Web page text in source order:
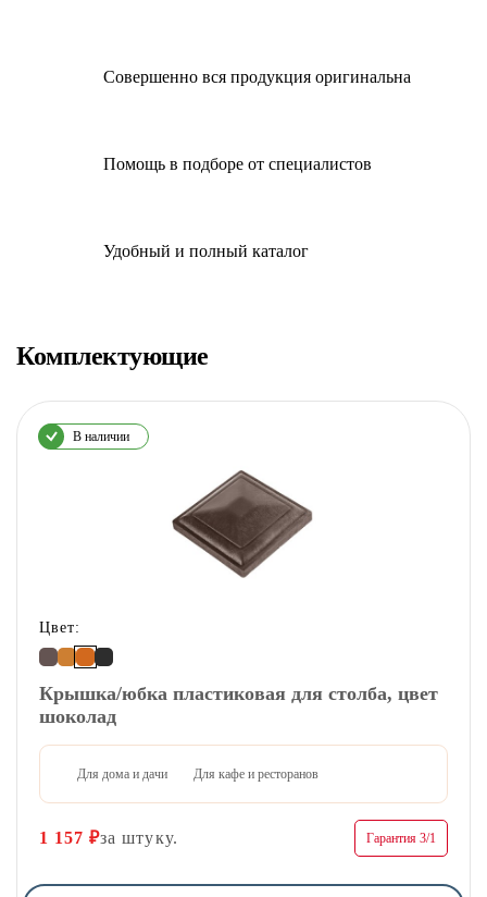
Совершенно вся продукция оригинальна
Помощь в подборе от специалистов
Удобный и полный каталог
Комплектующие
В наличии
Цвет:
Крышка/юбка пластиковая для столба, цвет
шоколад
Для дома и дачи Для кафе и ресторанов
1 157 ₽за штуку. Гарантия 3/1